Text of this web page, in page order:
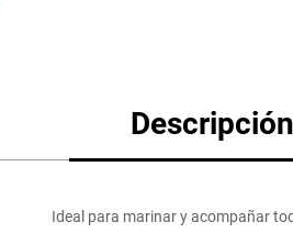
Descripción
Ideal para marinar y acompañar